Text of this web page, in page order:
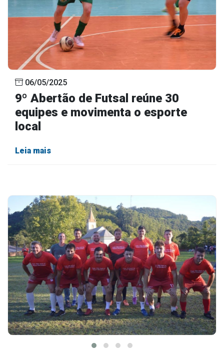
06/05/2025
9º Abertão de Futsal reúne 30
equipes e movimenta o esporte
local
Leia mais